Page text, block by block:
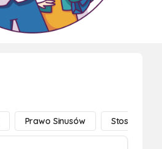
Prawo Sinusów Stosunki